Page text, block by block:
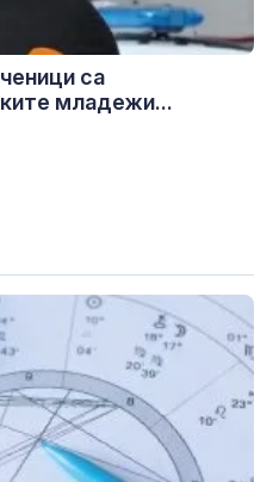
са
младежи...